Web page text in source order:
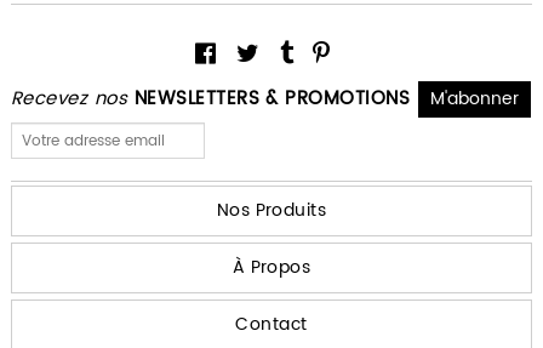
Recevez nos NEWSLETTERS & PROMOTIONS
Nos Produits
À Propos
Contact